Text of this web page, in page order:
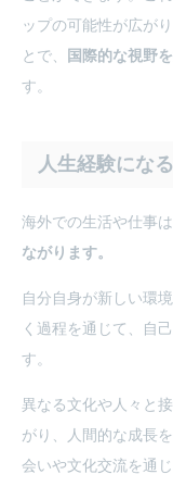
ップの可能性が広が
とで、
国際的な視野
す。
人生経験になる
海外での生活や仕事は
ながります。
自分自身が新しい環
く過程を通じて、自
す。
異なる文化や人々と
がり、人間的な成長
会いや文化交流を通